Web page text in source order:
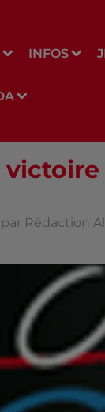
INFOS
par Rédaction